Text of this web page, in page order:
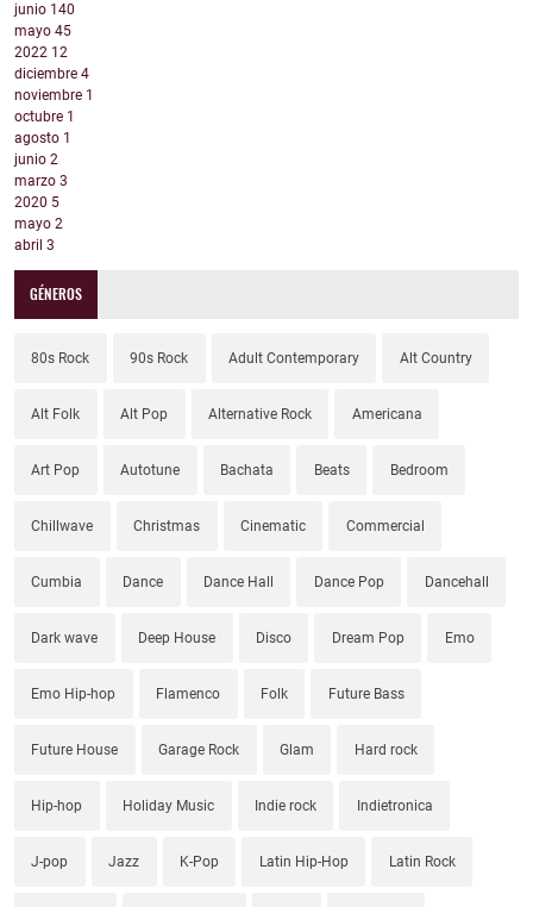
junio 140
mayo 45
2022 12
diciembre 4
noviembre 1
octubre 1
agosto 1
junio 2
marzo 3
2020 5
mayo 2
abril 3
GÉNEROS
80s Rock 90s Rock Adult Contemporary Alt Country
Alt Folk Alt Pop Alternative Rock Americana
Art Pop Autotune Bachata Beats Bedroom
Chillwave Christmas Cinematic Commercial
Cumbia Dance Dance Hall Dance Pop Dancehall
Dark wave Deep House Disco Dream Pop Emo
Emo Hip-hop Flamenco Folk Future Bass
Future House Garage Rock Glam Hard rock
Hip-hop Holiday Music Indie rock Indietronica
J-pop Jazz K-Pop Latin Hip-Hop Latin Rock